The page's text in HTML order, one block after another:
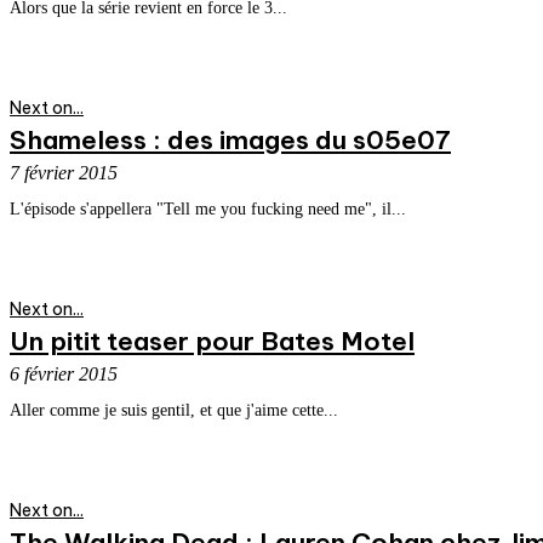
Alors que la série revient en force le 3...
Next on...
Shameless : des images du s05e07
7 février 2015
L'épisode s'appellera "Tell me you fucking need me", il...
Next on...
Un pitit teaser pour Bates Motel
6 février 2015
Aller comme je suis gentil, et que j'aime cette...
Next on...